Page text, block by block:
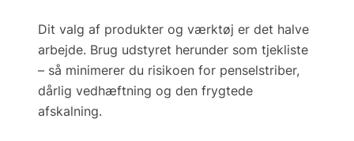
Dit valg af produkter og værktøj er det halve
arbejde. Brug udstyret herunder som tjekliste
– så minimerer du risikoen for penselstriber,
dårlig vedhæftning og den frygtede
afskalning.